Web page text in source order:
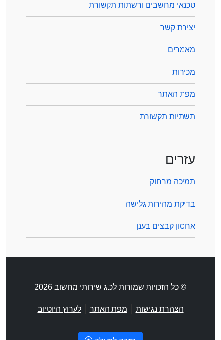
טכנאי מחשבים ורשתות תקשורת
יצירת קשר
מאמרים
מכירות
מפת האתר
תשתיות תקשורת
עזרים
תמיכה מרחוק
בדיקת מהירות גלישה
אחסון קבצים בענן
© כל הזכויות שמורות לכ.ג שירותי מחשוב 2026
הצהרת נגישות מפת האתר |לערוץ היוטיוב